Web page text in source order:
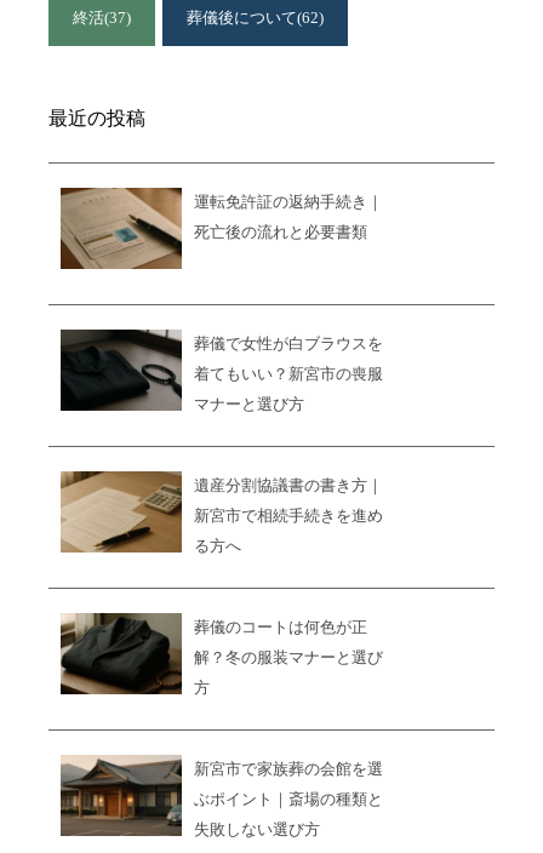
終活(37) 葬儀後について(62)
最近の投稿
運転免許証の返納手続き｜
死亡後の流れと必要書類
葬儀で女性が白ブラウスを
着てもいい？新宮市の喪服
マナーと選び方
遺産分割協議書の書き方｜
新宮市で相続手続きを進め
る方へ
葬儀のコートは何色が正
解？冬の服装マナーと選び
方
新宮市で家族葬の会館を選
ぶポイント｜斎場の種類と
失敗しない選び方